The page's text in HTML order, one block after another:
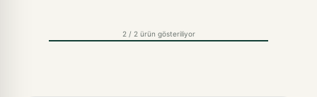
2 / 2 ürün gösteriliyor